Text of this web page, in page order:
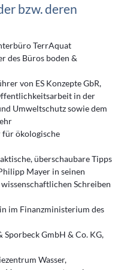
bzw. deren
TerrAquat
des Büros boden &
von ES Konzepte GbR,
in der
Umweltschutz sowie dem
für ökologische
überschaubare Tipps
Mayer in seinen
Schreiben
im Finanzministerium des
Sporbeck GmbH & Co. KG,
Wasser,